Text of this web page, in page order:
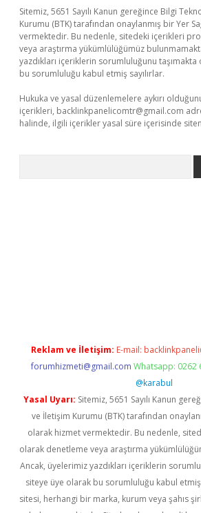
Sitemiz, 5651 Sayılı Kanun gereğince Bilgi
Kurumu (BTK) tarafından onaylanmış bir Yer
vermektedir. Bu nedenle, sitedeki içerikleri
veya araştırma yükümlülüğümüz
yazdıkları içeriklerin sorumluluğunu
bu sorumluluğu kabul etmiş sayılırlar.
Hukuka ve yasal düzenlemelere aykırı
içerikleri, backlinkpanelicomtr@gmail.com
halinde, ilgili içerikler yasal süre içerisinde
Reklam ve İletişim: E-mail:
forumhizmeti@gmail.com Whatsapp: 0262
@karabul
Yasal Uyarı: Sitemiz, 5651 Sayılı Kanun
ve İletişim Kurumu (BTK) tarafından
olarak hizmet vermektedir. Bu nedenle,
olarak denetleme veya araştırma
Ancak, üyelerimiz yazdıkları içeriklerin
siteye üye olarak bu sorumluluğu kabul etmiş
sitesi, herhangi bir marka, kurum veya şahıs